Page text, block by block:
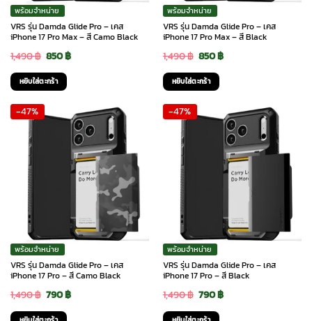
พร้อมจำหน่าย
VRS รุ่น Damda Glide Pro – เคส
iPhone 17 Pro Max – สี Camo Black
1,490฿ Original
price
was:
1,490 ฿.
850฿Current
850 ฿.
หยิบใส่ตะกร้า
พร้อมจำหน่าย
VRS รุ่น Damda Glide Pro – เคส
iPhone 17 Pro Max – สี Black
1,490฿ Original
price
was:
1,490 ฿.
850฿Current
850 ฿.
หยิบใส่ตะกร้า
-47%
พร้อมจำหน่าย
VRS รุ่น Damda Glide Pro – เคส
iPhone 17 Pro – สี Camo Black
1,490฿ Original
price
790฿Current
-47%
พร้อมจำหน่าย
VRS รุ่น Damda Glide Pro – เคส
iPhone 17 Pro – สี Black
1,490฿ Original
price
790฿Current